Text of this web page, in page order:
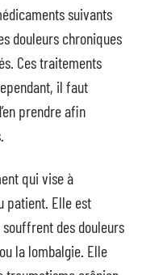
suivants
douleurs chroniques
Ces traitements
il faut
prendre afin
qui vise à
patient. Elle est
des douleurs
la lombalgie. Elle